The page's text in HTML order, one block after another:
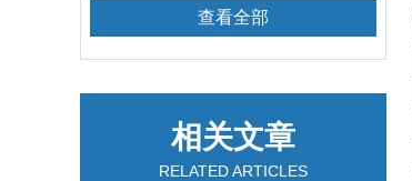
查看全部
相关文章
RELATED ARTICLES